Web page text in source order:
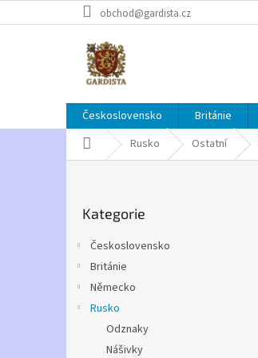
na
obchod@gardista.cz
Československo Británie
Domů Rusko Ostatní
kategorie
Kategorie
Československo
Británie
Německo
Rusko
Odznaky
Nášivky